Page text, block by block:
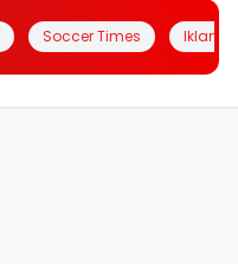
Soccer Times Iklanin